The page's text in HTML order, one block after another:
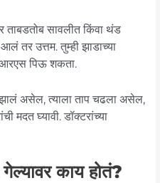
सावलीत किंवा थंड
तर उत्तम. तुम्ही झाडाच्या
पिऊ शकता.
झालं असेल, त्याला ताप चढला असेल,
मदत घ्यावी. डॉक्टरांच्या
काय होतं?